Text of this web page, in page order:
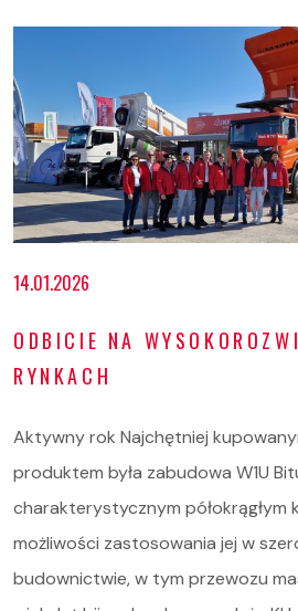
14.01.2026
ODBICIE NA
RYNKACH
Aktywny rok Najchętniej
produktem była zabudowa W1U
charakterystycznym półokrągłym
możliwości zastosowania jej w
budownictwie, w tym przewozu